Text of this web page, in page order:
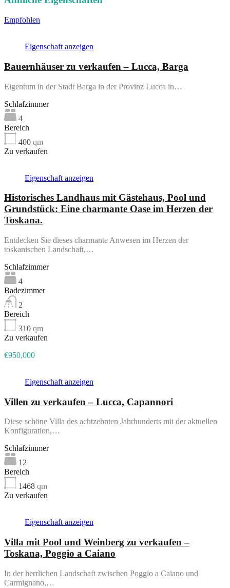
Empfohlen
Eigenschaft anzeigen
Bauernhäuser zu verkaufen – Lucca, Barga
Eigentum in der Stadt Barga in der Provinz Lucca in…
Schlafzimmer
4
Bereich
400 qm
Zu verkaufen
Eigenschaft anzeigen
Historisches Landhaus mit Gästehaus, Pool und
Grundstück: Eine charmante Oase im Herzen der
Toskana.
Entdecken Sie dieses charmante Anwesen im Herzen der
toskanischen Landschaft,…
Schlafzimmer
4
Badezimmer
2
Bereich
310 qm
Zu verkaufen
€950,000
Eigenschaft anzeigen
Villen zu verkaufen – Lucca, Capannori
Diese schöne Villa des achtzehnten Jahrhunderts mit der aktuellen
Konfiguration,…
Schlafzimmer
12
Bereich
1468 qm
Zu verkaufen
Eigenschaft anzeigen
Villa mit Pool und Weinberg zu verkaufen –
Toskana, Poggio a Caiano
In der herrlichen Landschaft zwischen Poggio a Caiano und
Carmignano,…